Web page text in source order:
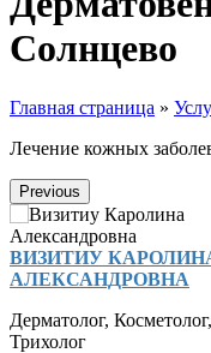
Солнцево
Главная страница »
Лечение кожных
Previous
ВИЗИТИУ
АЛЕКСАНДРОВНА
Дерматолог, Косметолог,
Трихолог